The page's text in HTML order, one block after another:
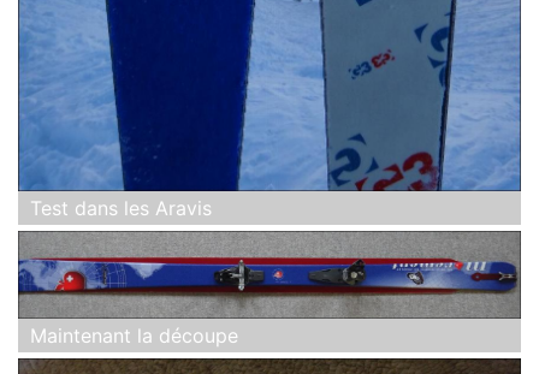
Test dans les Aravis
Maintenant la découpe